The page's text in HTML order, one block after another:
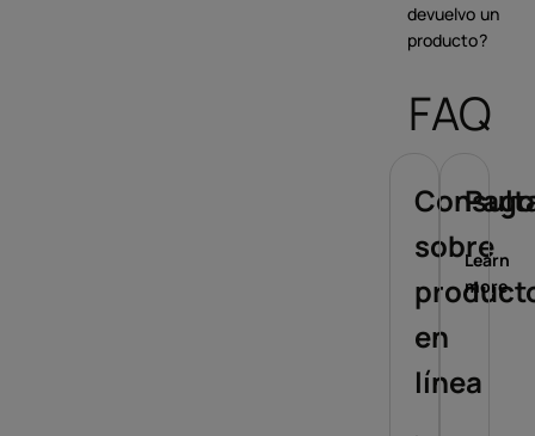
devuelvo un
producto?
FAQ
sobre
en
línea
Learn
more